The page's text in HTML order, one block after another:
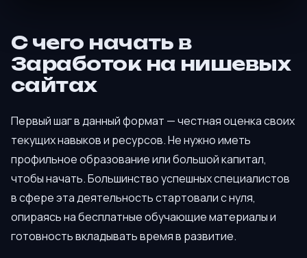
С чего начать в
Заработок на нишевых
сайтах
Первый шаг в данный формат — честная оценка своих
текущих навыков и ресурсов. Не нужно иметь
профильное образование или большой капитал,
чтобы начать. Большинство успешных специалистов
в сфере эта деятельность стартовали с нуля,
опираясь на бесплатные обучающие материалы и
готовность вкладывать время в развитие.